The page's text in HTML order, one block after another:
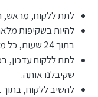
לתת ללקוח, מראש,
להיות בשקיפות
בתוך 24 שעות, כל מסמך שקיבלנו מהצד השני.
שקיבלנו אותה.
להשיב ללקוח, בתוך 12 שעות מהמועד שפנה אלינו.